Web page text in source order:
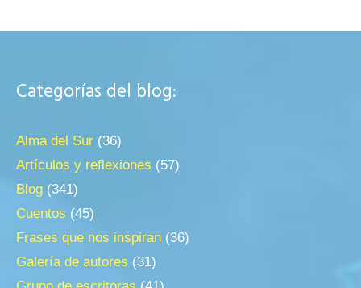
Categorías del blog:
Alma del Sur (36)
Artículos y reflexiones (57)
Blog (341)
Cuentos (45)
Frases que nos inspiran (36)
Galería de autores (31)